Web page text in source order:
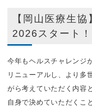
【岡山医療生
2026スタート！
今年もヘルスチャレンジ
リニューアルし、より多
がら考えていただく内容
自身で決めていただくこ